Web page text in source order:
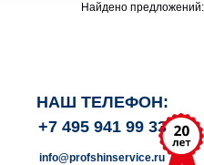
Найдено предложений:
НАШ ТЕЛЕФОН:
+7 495 941 99 33
info@profshinservice.ru